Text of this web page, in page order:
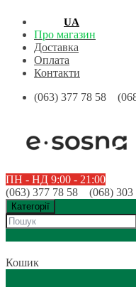
UA
Про магазин
Доставка
Оплата
Контакти
(063) 377 78 58
ПН - НД 9:00 - 21:00
(063) 377 78 58 (068) 303
Категорії
Кошик